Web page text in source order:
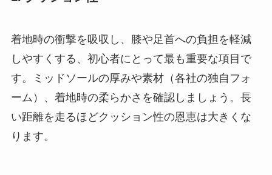
着地時の衝撃を吸収し、膝や足首への負担を軽減
しやすくする、初心者にとって最も重要な項目で
す。ミッドソールの厚みや素材（各社の独自フォ
ーム）、着地時の柔らかさを確認しましょう。長
い距離を走るほどクッション性の恩恵は大きくな
ります。